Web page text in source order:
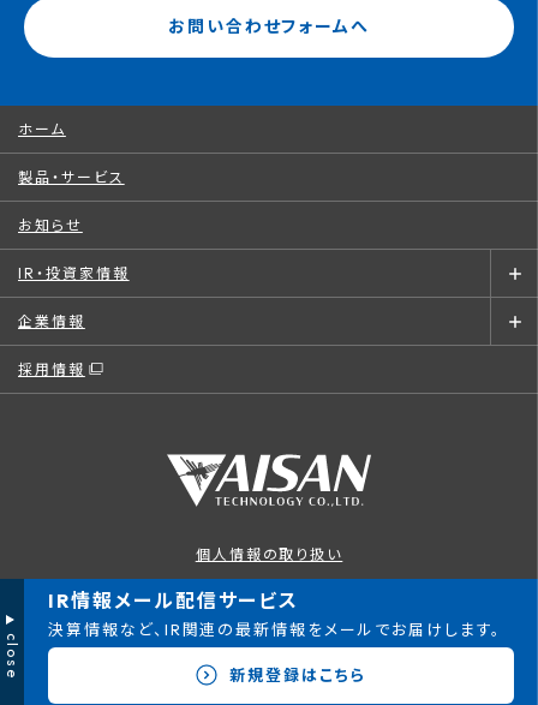
IR情報メール配信サービス
決算情報など、IR関連の最新情報をメールでお届けします。
新規登録はこちら
close
お問い合わせフォームへ
ホーム
製品・サービス
お知らせ
IR・投資家情報
企業情報
採用情報
個人情報の取り扱い
このサイトについて
© AISAN TECHNOLOGY CO., LTD.